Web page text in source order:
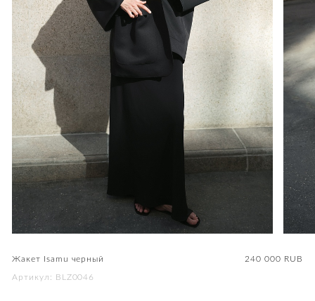
Жакет Isamu черный
Артикул: BLZ0046
240 000 RUB